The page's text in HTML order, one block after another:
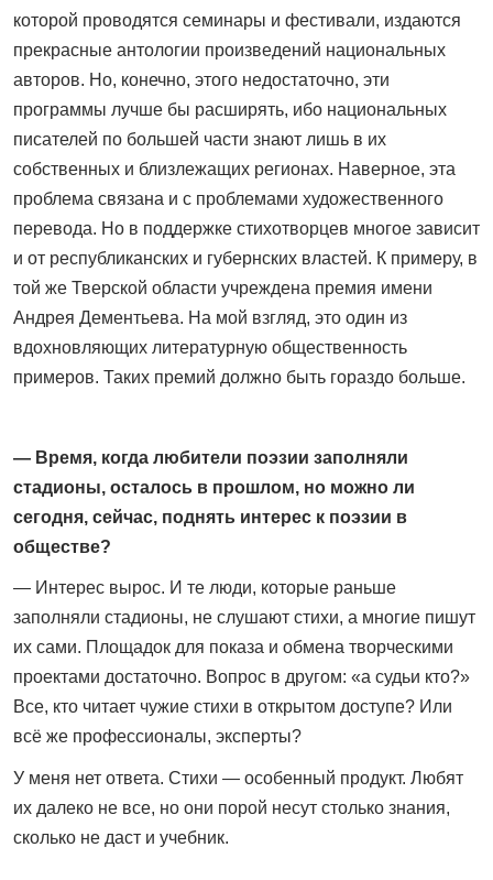
которой проводятся семинары и фестивали, издаются
прекрасные антологии произведений национальных
авторов. Но, конечно, этого недостаточно, эти
программы лучше бы расширять, ибо национальных
писателей по большей части знают лишь в их
собственных и близлежащих регио­нах. Наверное, эта
проблема связана и с проблемами художественного
перевода. Но в поддержке стихо­творцев многое зависит
и от респуб­ликанских и губернских властей. К примеру, в
той же Тверской области учреждена премия имени
Андрея Дементьева. На мой взгляд, это один из
вдохновляющих литературную общественность
примеров. Таких премий должно быть гораздо больше.
— Время, когда любители поэ­зии заполняли
стадионы, осталось в прошлом, но можно ли
сегодня, сейчас, поднять интерес к поэзии в
обществе?
— Интерес вырос. И те люди, которые раньше
заполняли ста­дионы, не слушают стихи, а многие пишут
их сами. Площадок для показа и обмена творческими
проектами достаточно. Вопрос в другом: «а судьи кто?»
Все, кто читает чужие стихи в открытом доступе? Или
всё же профессионалы, эксперты?
У меня нет ответа. Стихи — особенный продукт. Любят
их далеко не все, но они порой несут столько знания,
сколько не даст и учебник.